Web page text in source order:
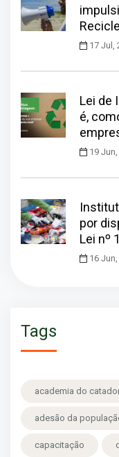
17 Jul,
Lei de
é,
19
por
Lei nº
16
Tags
academia do
adesão da
capacitação